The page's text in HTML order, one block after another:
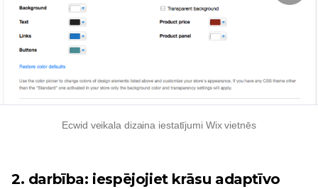
Ecwid veikala dizaina iestatījumi Wix vietnēs
2. darbība: iespējojiet krāsu adaptīvo